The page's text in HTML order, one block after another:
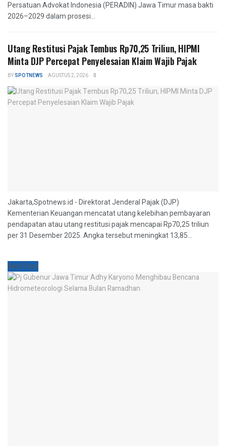
Persatuan Advokat Indonesia (PERADIN) Jawa Timur masa bakti
2026–2029 dalam prosesi...
Utang Restitusi Pajak Tembus Rp70,25 Triliun, HIPMI
Minta DJP Percepat Penyelesaian Klaim Wajib Pajak
BYSPOTNEWS AGUSTUS 2, 2026 0
Jakarta,Spotnews.id - Direktorat Jenderal Pajak (DJP)
Kementerian Keuangan mencatat utang kelebihan pembayaran
pendapatan atau utang restitusi pajak mencapai Rp70,25 triliun
per 31 Desember 2025. Angka tersebut meningkat 13,85...
Next Post